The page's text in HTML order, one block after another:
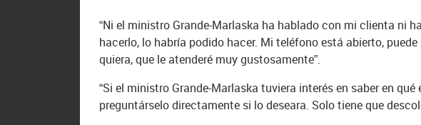
“Ni el ministro Grande-Marlaska ha hablado con mi clienta ni
hacerlo, lo habría podido hacer. Mi teléfono está abierto,
quiera, que le atenderé muy gustosamente”.
“Si el ministro Grande-Marlaska tuviera interés en saber en
preguntárselo directamente si lo deseara. Solo tiene que